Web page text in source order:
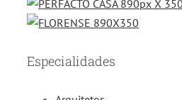
Especialidades